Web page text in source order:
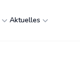
Aktuelles